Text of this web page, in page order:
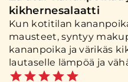
kikhernesalaatti
Kun kotitilan
mausteet, syntyy
kananpoika ja värikäs
lautaselle lämpöä ja